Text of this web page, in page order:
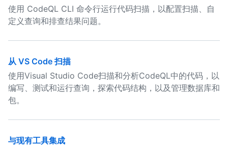
使用 CodeQL CLI 命令行运行代码扫描，以配置扫描、自
定义查询和排查结果问题。
从 VS Code 扫描
使用Visual Studio Code扫描和分析CodeQL中的代码，以
编写、测试和运行查询，探索代码结构，以及管理数据库和
包。
与现有工具集成